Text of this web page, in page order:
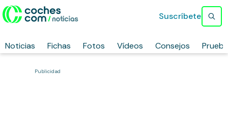
Noticias Fichas Fotos Vídeos Consejos
Suscríbete
Publicidad